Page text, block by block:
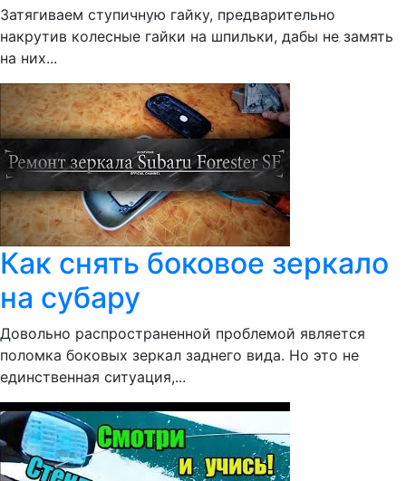
Затягиваем ступичную гайку, предварительно
накрутив колесные гайки на шпильки, дабы не замять
на них...
Как снять боковое зеркало
на субару
Довольно распространенной проблемой является
поломка боковых зеркал заднего вида. Но это не
единственная ситуация,...